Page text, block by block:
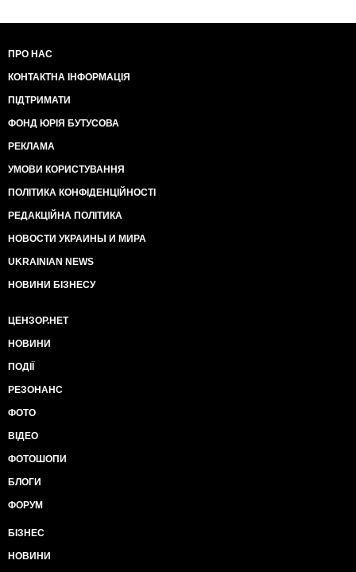
ПРО НАС
КОНТАКТНА ІНФОРМАЦІЯ
ПІДТРИМАТИ
ФОНД ЮРІЯ БУТУСОВА
РЕКЛАМА
УМОВИ КОРИСТУВАННЯ
ПОЛІТИКА КОНФІДЕНЦІЙНОСТІ
РЕДАКЦІЙНА ПОЛІТИКА
НОВОСТИ УКРАИНЫ И МИРА
UKRAINIAN NEWS
НОВИНИ БІЗНЕСУ
ЦЕНЗОР.НЕТ
НОВИНИ
ПОДІЇ
РЕЗОНАНС
ФОТО
ВІДЕО
ФОТОШОПИ
БЛОГИ
ФОРУМ
БІЗНЕС
НОВИНИ